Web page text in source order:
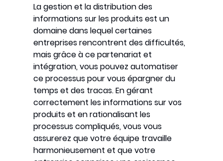
La gestion et la distribution des
informations sur les produits est un
domaine dans lequel certaines
entreprises rencontrent des difficultés,
mais grâce à ce partenariat et
intégration, vous pouvez automatiser
ce processus pour vous épargner du
temps et des tracas. En gérant
correctement les informations sur vos
produits et en rationalisant les
processus compliqués, vous vous
assurerez que votre équipe travaille
harmonieusement et que votre